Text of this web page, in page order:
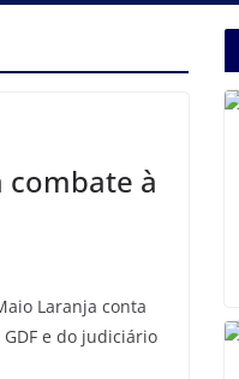
combate à
Laranja conta
e do judiciário